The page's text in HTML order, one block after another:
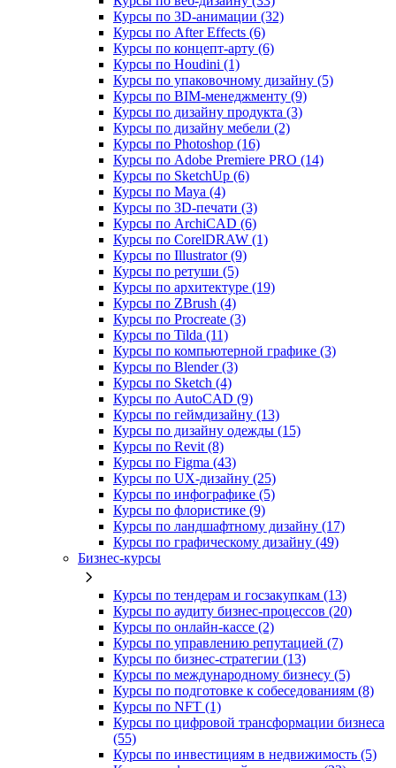
Курсы по 3D‑анимации (32)
Курсы по After Effects (6)
Курсы по концепт‑арту (6)
Курсы по Houdini (1)
Курсы по упаковочному дизайну (5)
Курсы по BIM‑менеджменту (9)
Курсы по дизайну продукта (3)
Курсы по дизайну мебели (2)
Курсы по Photoshop (16)
Курсы по Adobe Premiere PRO (14)
Курсы по SketchUp (6)
Курсы по Maya (4)
Курсы по 3D-печати (3)
Курсы по ArchiCAD (6)
Курсы по CorelDRAW (1)
Курсы по Illustrator (9)
Курсы по ретуши (5)
Курсы по архитектуре (19)
Курсы по ZBrush (4)
Курсы по Procreate (3)
Курсы по Tilda (11)
Курсы по компьютерной графике (3)
Курсы по Blender (3)
Курсы по Sketch (4)
Курсы по AutoCAD (9)
Курсы по геймдизайну (13)
Курсы по дизайну одежды (15)
Курсы по Revit (8)
Курсы по Figma (43)
Курсы по UX‑дизайну (25)
Курсы по инфографике (5)
Курсы по флористике (9)
Курсы по ландшафтному дизайну (17)
Курсы по графическому дизайну (49)
Бизнес-курсы
Курсы по тендерам и госзакупкам (13)
Курсы по аудиту бизнес-процессов (20)
Курсы по онлайн-кассе (2)
Курсы по управлению репутацией (7)
Курсы по бизнес-стратегии (13)
Курсы по международному бизнесу (5)
Курсы по подготовке к собеседованиям (8)
Курсы по NFT (1)
Курсы по цифровой трансформации бизнеса
(55)
Курсы по инвестициям в недвижимость (5)